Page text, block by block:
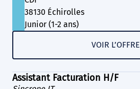
38130 Échirolles
Junior (1-2 ans)
VOIR L’OFFRE
Assistant Facturation H/F